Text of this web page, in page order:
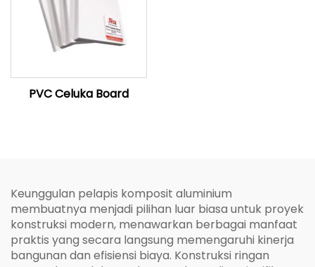
PVC Celuka Board
Keunggulan pelapis komposit aluminium
membuatnya menjadi pilihan luar biasa untuk proyek
konstruksi modern, menawarkan berbagai manfaat
praktis yang secara langsung memengaruhi kinerja
bangunan dan efisiensi biaya. Konstruksi ringan